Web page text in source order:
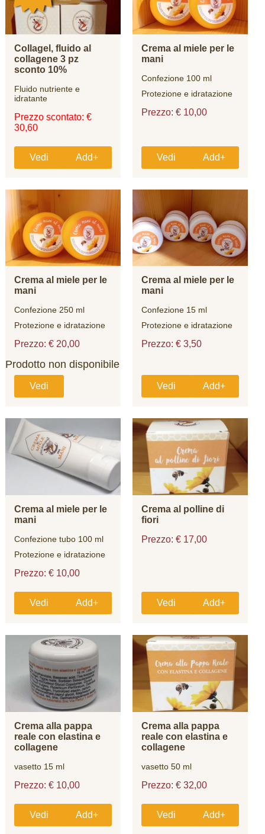
Collagel, fluido al
collagene 3 pz
sconto 10%
Fluido nutriente e
idratante
Prezzo scontato: €
30,60
Vedi Add+
Crema al miele per le
mani
Confezione 100 ml
Protezione e idratazione
Prezzo: € 10,00
Vedi Add+
Crema al miele per le
mani
Confezione 250 ml
Protezione e idratazione
Prezzo: € 20,00
Prodotto non disponibile
Vedi
Crema al miele per le
mani
Confezione 15 ml
Protezione e idratazione
Prezzo: € 3,50
Vedi Add+
Crema al miele per le
mani
Confezione tubo 100 ml
Protezione e idratazione
Prezzo: € 10,00
Vedi Add+
Crema al polline di
fiori
Prezzo: € 17,00
Vedi Add+
Crema alla pappa
reale con elastina e
collagene
vasetto 15 ml
Prezzo: € 10,00
Vedi Add+
Crema alla pappa
reale con elastina e
collagene
vasetto 50 ml
Prezzo: € 32,00
Vedi Add+